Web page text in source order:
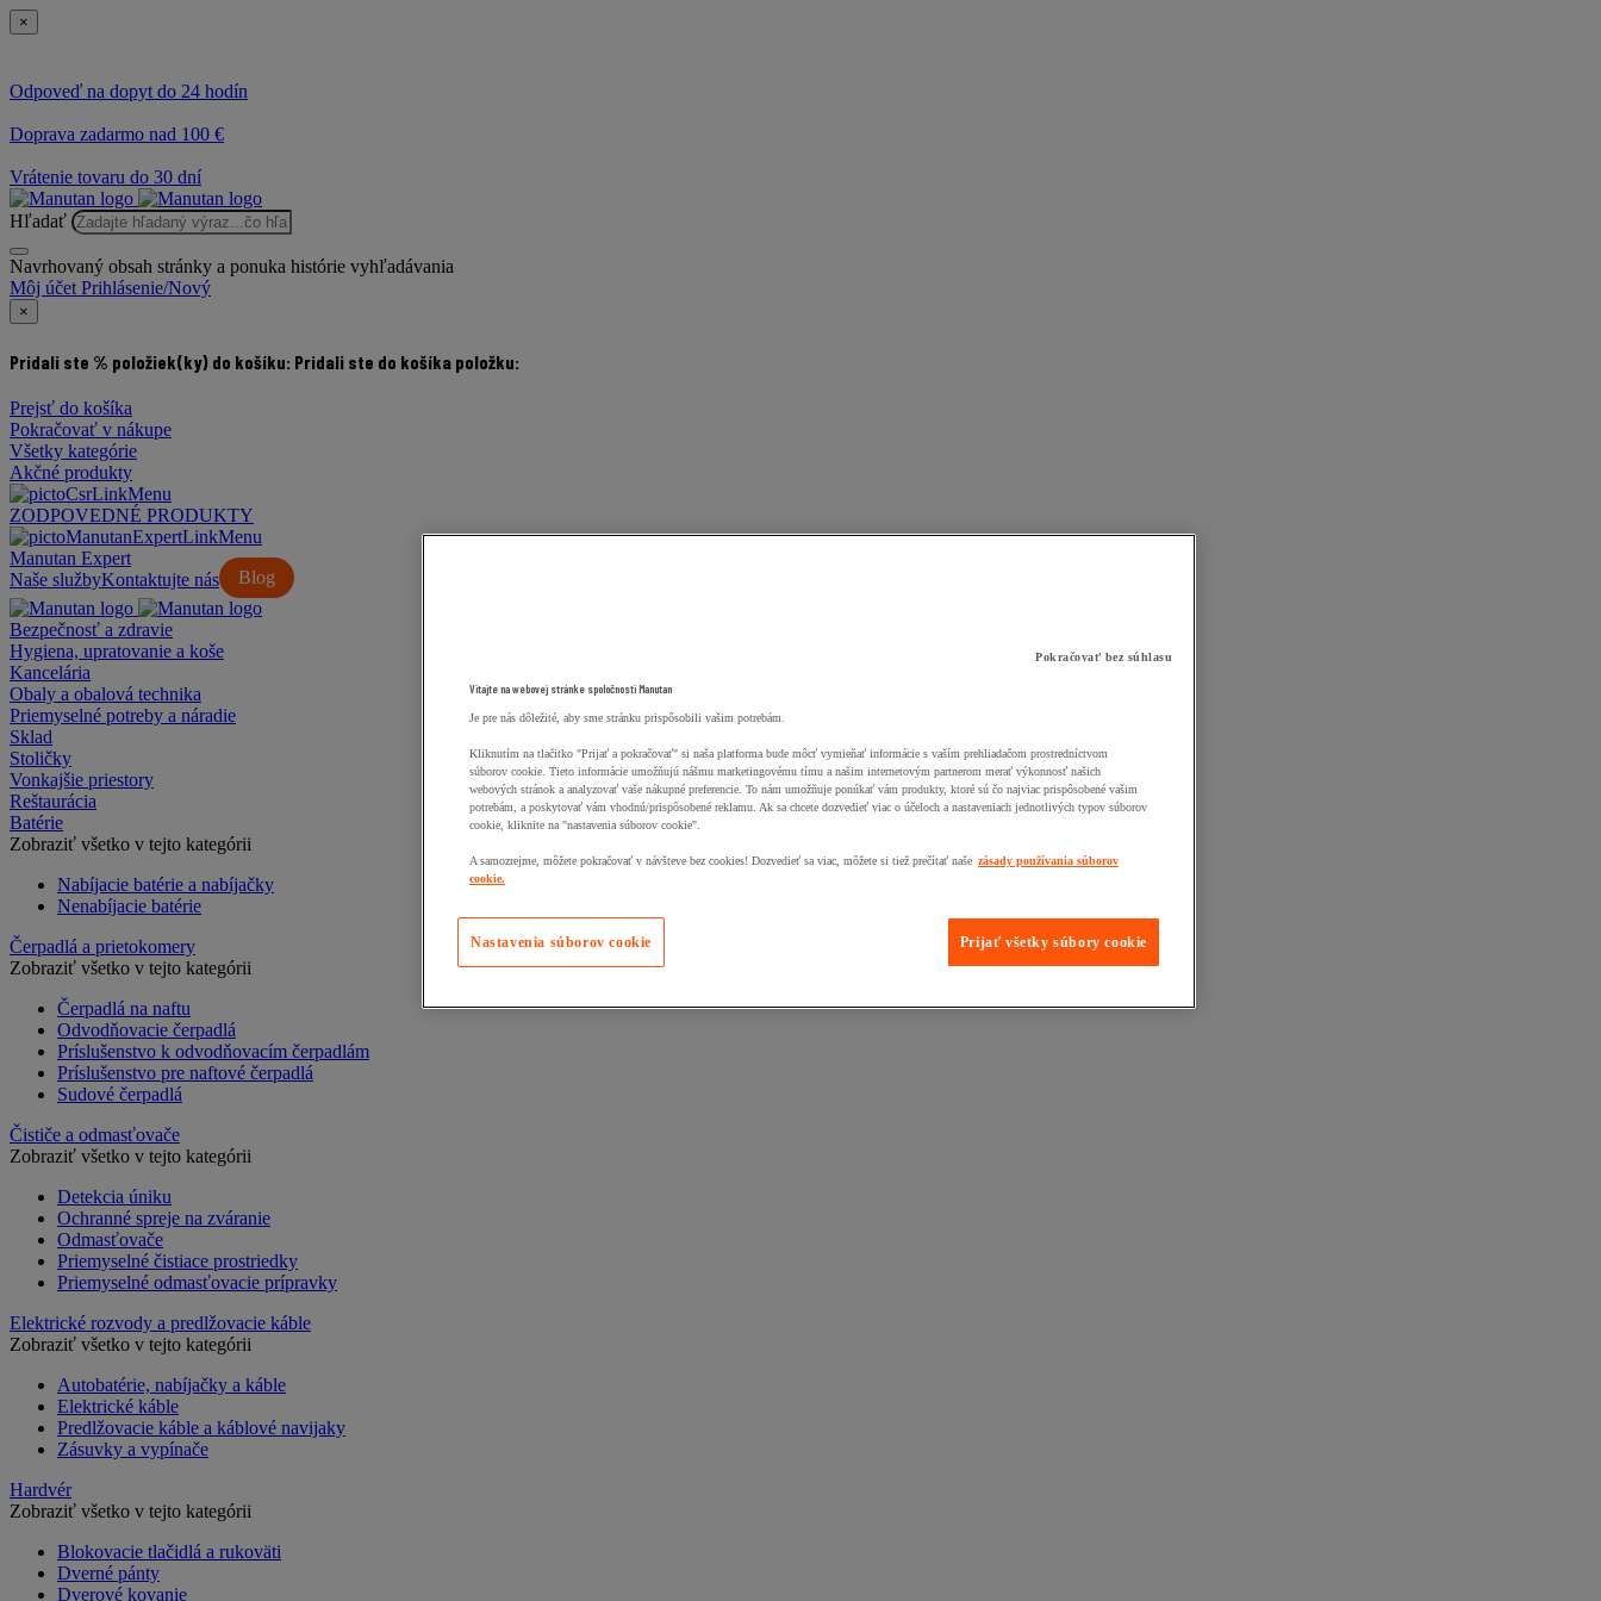
×
Odpoveď na dopyt do 24 hodín
Doprava zadarmo nad 100 €
Vrátenie tovaru do 30 dní
Hľadať
Navrhovaný obsah stránky a ponuka histórie vyhľadávania
Môj účet Prihlásenie/Nový
×
Pridali ste % položiek(ky) do košíku: Pridali ste do košíka položku:
Prejsť do košíka
Pokračovať v nákupe
Všetky kategórie
Akčné produkty
ZODPOVEDNÉ PRODUKTY
Manutan Expert
Naše služby
Blog
Kontaktujte nás
Bezpečnosť a zdravie
Hygiena, upratovanie a koše
Kancelária
Obaly a obalová technika
Priemyselné potreby a náradie
Sklad
Stoličky
Vonkajšie priestory
Reštaurácia
Batérie
Zobraziť všetko v tejto kategórii
Nabíjacie batérie a nabíjačky
Nenabíjacie batérie
Čerpadlá a prietokomery
Zobraziť všetko v tejto kategórii
Čerpadlá na naftu
Odvodňovacie čerpadlá
Príslušenstvo k odvodňovacím čerpadlám
Príslušenstvo pre naftové čerpadlá
Sudové čerpadlá
Čističe a odmasťovače
Zobraziť všetko v tejto kategórii
Detekcia úniku
Ochranné spreje na zváranie
Odmasťovače
Priemyselné čistiace prostriedky
Priemyselné odmasťovacie prípravky
Elektrické rozvody a predlžovacie káble
Zobraziť všetko v tejto kategórii
Autobatérie, nabíjačky a káble
Elektrické káble
Predlžovacie káble a káblové navijaky
Zásuvky a vypínače
Hardvér
Zobraziť všetko v tejto kategórii
Blokovacie tlačidlá a rukoväti
Dverné pánty
Dverové kovanie
Pokračovať bez súhlasu
Vitajte na webovej stránke spoločnosti Manutan
Je pre nás dôležité, aby sme stránku prispôsobili vašim potrebám.
Kliknutím na tlačitko "Prijať a pokračovať" si naša platforma bude môcť vymieňať informácie s vaším prehliadačom prostredníctvom
súborov cookie. Tieto informácie umožňujú nášmu marketingovému tímu a našim internetovým partnerom merať výkonnosť našich
webových stránok a analyzovať vaše nákupné preferencie. To nám umožňuje ponúkať vám produkty, ktoré sú čo najviac prispôsobené vašim
potrebám, a poskytovať vám vhodnú/prispôsobené reklamu. Ak sa chcete dozvedieť viac o účeloch a nastaveniach jednotlivých typov súborov
cookie, kliknite na "nastavenia súborov cookie".
A samozrejme, môžete pokračovať v návšteve bez cookies! Dozvedieť sa viac, môžete si tiež prečítať naše zásady používania súborov
cookie.
Prijať všetky súbory cookie
Nastavenia súborov cookie